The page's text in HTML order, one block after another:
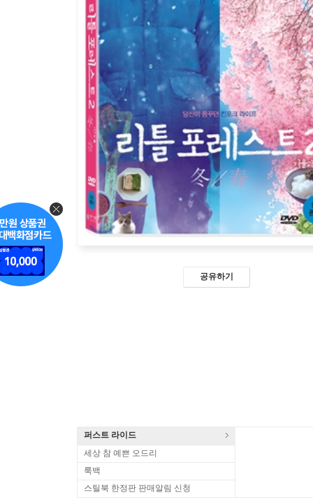
공유하기
퍼스트 라이드
세상 참 예쁜 오드리
룩백
스틸북 한정판 판매알림 신청